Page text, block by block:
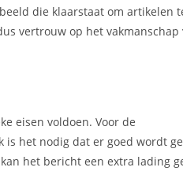
die klaarstaat om artikelen
vertrouw op het
eisen voldoen. Voor de
het nodig dat er goed wordt
het bericht een extra lading